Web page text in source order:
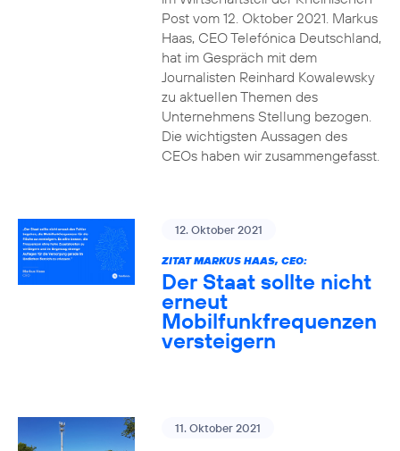
Post vom 12. Oktober 2021. Markus
Haas, CEO Telefónica Deutschland,
hat im Gespräch mit dem
Journalisten Reinhard Kowalewsky
zu aktuellen Themen des
Unternehmens Stellung bezogen.
Die wichtigsten Aussagen des
CEOs haben wir zusammengefasst.
12. Oktober 2021
ZITAT MARKUS HAAS, CEO:
Der Staat sollte nicht
erneut
Mobilfunkfrequenzen
versteigern
11. Oktober 2021